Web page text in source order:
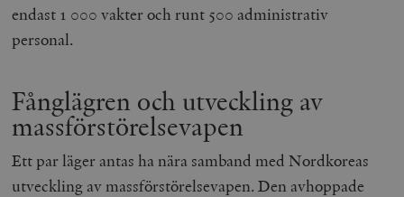
endast 1 000 vakter och runt 500 administrativ
personal.
Fånglägren och utveckling av
massförstörelsevapen
Ett par läger antas ha nära samband med Nordkoreas
utveckling av massförstörelsevapen. Den avhoppade